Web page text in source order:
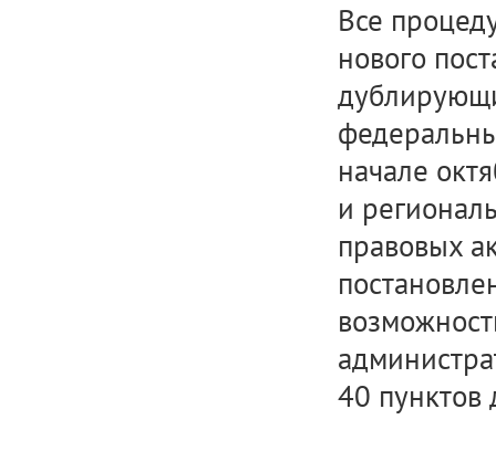
Все
нового
начале
и
правовых
40 пунктов